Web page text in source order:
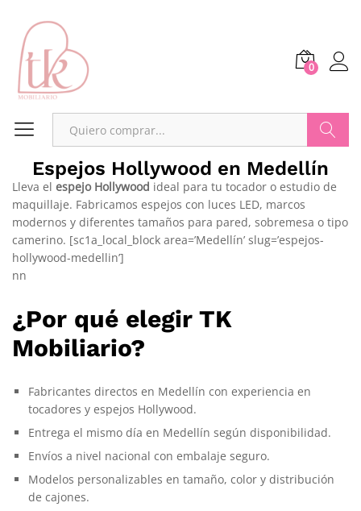
0
Buscar
Espejos Hollywood en Medellín
Lleva el espejo Hollywood ideal para tu tocador o estudio de
maquillaje. Fabricamos espejos con luces LED, marcos
modernos y diferentes tamaños para pared, sobremesa o tipo
camerino. [sc1a_local_block area=’Medellín’ slug=’espejos-
hollywood-medellin’]
nn
¿Por qué elegir TK
Mobiliario?
Fabricantes directos en Medellín con experiencia en
tocadores y espejos Hollywood.
Entrega el mismo día en Medellín según disponibilidad.
Envíos a nivel nacional con embalaje seguro.
Modelos personalizables en tamaño, color y distribución
de cajones.